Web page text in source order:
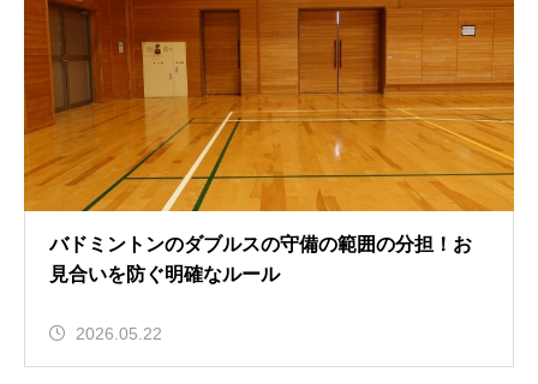
バドミントンのダブルスの守備の範囲の分担！お
見合いを防ぐ明確なルール
2026.05.22